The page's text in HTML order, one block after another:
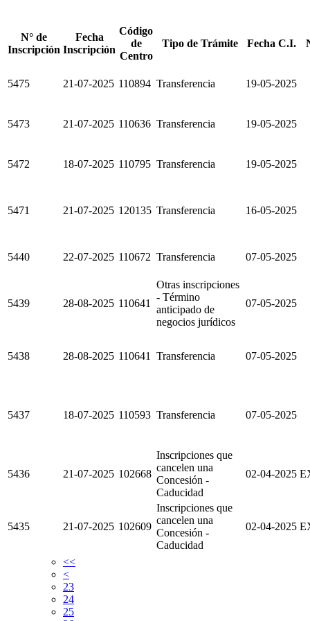
N° de
Inscripción
Fecha
Inscripción
Código
de
Centro
Tipo de Trámite Fecha C.I.
5475 21-07-2025 110894 Transferencia 19-05-2025
5473 21-07-2025 110636 Transferencia 19-05-2025
5472 18-07-2025 110795 Transferencia 19-05-2025
5471 21-07-2025 120135 Transferencia 16-05-2025
5440 22-07-2025 110672 Transferencia 07-05-2025
5439 28-08-2025 110641
Otras inscripciones
- Término
anticipado de
negocios jurídicos
07-05-2025
5438 28-08-2025 110641 Transferencia 07-05-2025
5437 18-07-2025 110593 Transferencia 07-05-2025
5436 21-07-2025 102668
Inscripciones que
cancelen una
Concesión -
Caducidad
02-04-2025
5435 21-07-2025 102609
Inscripciones que
cancelen una
Concesión -
Caducidad
02-04-2025
<<
<
23
24
25